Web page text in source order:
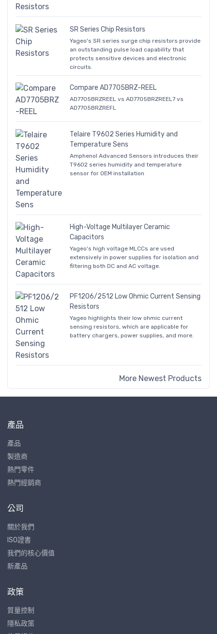
SR Series Chip Resistors
Yageo's SR series surge chip resistors provide
an outstanding pulse load capability that
protects sensitive devices and electronic
circuits.
Compare AD7705BRZ-REEL
AD7705BRZREEL vs AD7705BRZREEL7 vs
AD7705BRZREFL
Telaire T9602 Series Humidity and
Temperature Sens
Amphenol Advanced Sensors introduces their
T9602 series humidity and temperature
sensor for OEM installation
High-Voltage Multilayer Ceramic
Capacitors
Yageo's high voltage MLCCs are used
extensively in power supplies for isolation and
filtering both DC and AC voltage.
PF1206/2512 Low Ohmic Current Sensing
Resistors
Yageo highlights their low ohmic current
sensing resistors, which are applicable for
battery chargers, power supplies, and more.
More Newest Products
產品
產品
製造商
熱門零件
熱門經銷商
公司
關於我們
ISO證書
我們的核心價值
新產品
政策
質量控制
隱私政策